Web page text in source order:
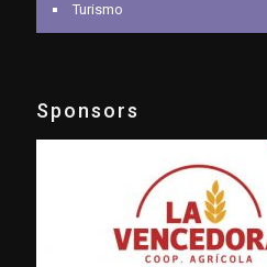
Turismo
Sponsors